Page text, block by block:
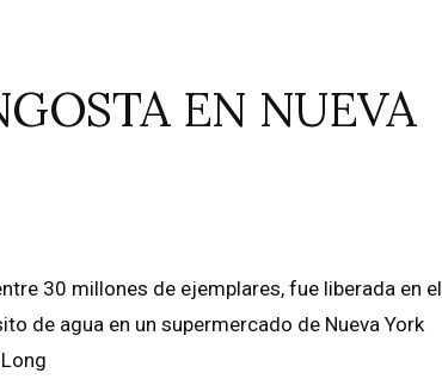
EN NUEVA
30 millones de ejemplares, fue liberada en el
de agua en un supermercado de Nueva York